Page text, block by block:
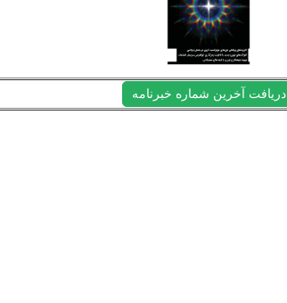
دریافت آخرین شماره خبرنامه